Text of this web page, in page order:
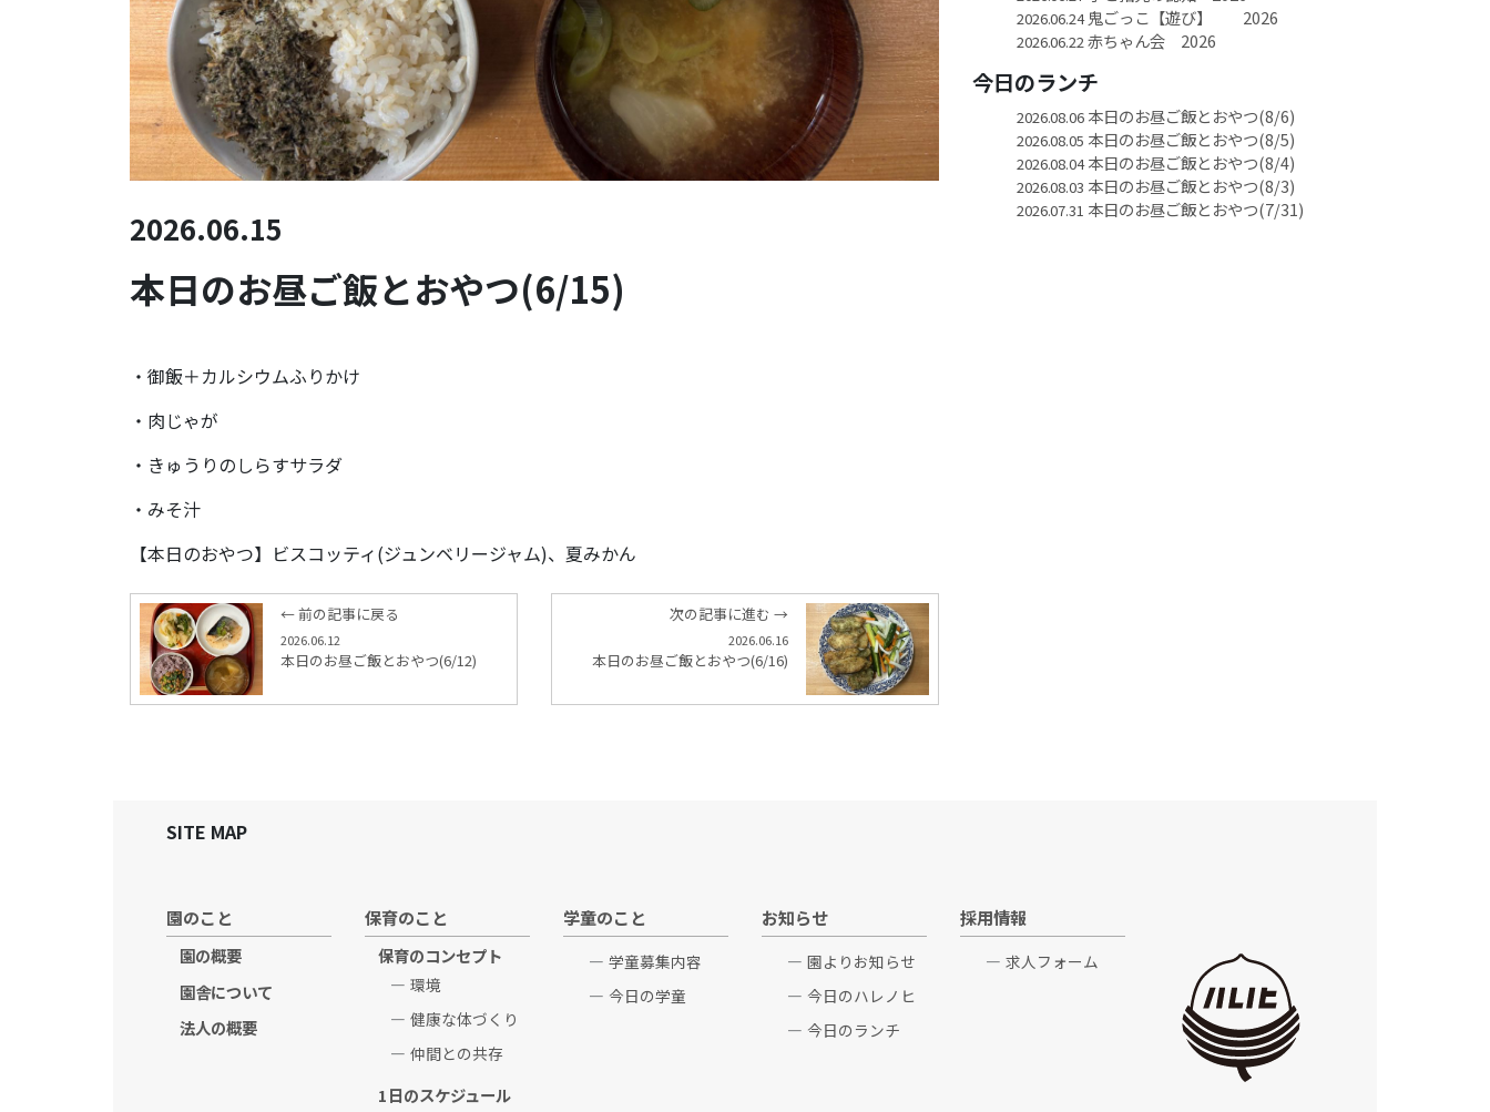
2026.06.15
本日のお昼ご飯とおやつ(6/15)
・御飯＋カルシウムふりかけ
・肉じゃが
・きゅうりのしらすサラダ
・みそ汁
【本日のおやつ】ビスコッティ(ジュンベリージャム)、夏みかん
← 前の記事に戻る
2026.06.12
本日のお昼ご飯とおやつ(6/12)
次の記事に進む →
2026.06.16
本日のお昼ご飯とおやつ(6/16)
2026.06.24鬼ごっこ【遊び】 2026
2026.06.22 赤ちゃん会 2026
今日のランチ
2026.08.06本日のお昼ご飯とおやつ(8/6)
2026.08.05 本日のお昼ご飯とおやつ(8/5)
2026.08.04本日のお昼ご飯とおやつ(8/4)
2026.08.03 本日のお昼ご飯とおやつ(8/3)
2026.07.31 本日のお昼ご飯とおやつ(7/31)
SITE MAP
園のこと
園の概要
園舎について
法人の概要
保育のこと
保育のコンセプト
環境
健康な体づくり
仲間との共存
1日のスケジュール
学童のこと
学童募集内容
今日の学童
お知らせ
園よりお知らせ
今日のハレノヒ
今日のランチ
採用情報
求人フォーム